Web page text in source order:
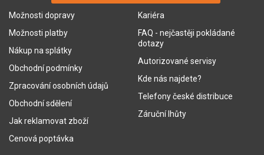
Možnosti dopravy
Možnosti platby
Nákup na splátky
Obchodní podmínky
Zpracování osobních údajů
Obchodní sdělení
Jak reklamovat zboží
Cenová poptávka
Kariéra
FAQ - nejčastěji pokládané
dotazy
Autorizované servisy
Kde nás najdete?
Telefony české distribuce
Záruční lhůty